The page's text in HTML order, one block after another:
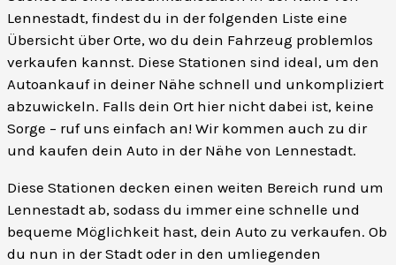
Lennestadt, findest du in der folgenden Liste eine
Übersicht über Orte, wo du dein Fahrzeug problemlos
verkaufen kannst. Diese Stationen sind ideal, um den
Autoankauf in deiner Nähe schnell und unkompliziert
abzuwickeln. Falls dein Ort hier nicht dabei ist, keine
Sorge – ruf uns einfach an! Wir kommen auch zu dir
und kaufen dein Auto in der Nähe von Lennestadt.
Diese Stationen decken einen weiten Bereich rund um
Lennestadt ab, sodass du immer eine schnelle und
bequeme Möglichkeit hast, dein Auto zu verkaufen. Ob
du nun in der Stadt oder in den umliegenden